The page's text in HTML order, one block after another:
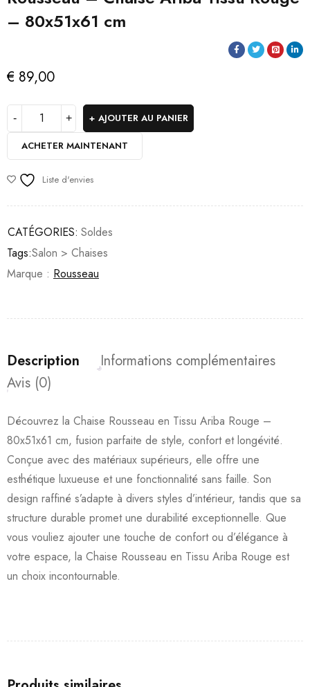
– 80x51x61 cm
€ 89,00
AJOUTER AU PANIER
ACHETER MAINTENANT
Liste d'envies
CATÉGORIES: Soldes
Tags:Salon > Chaises
Marque : Rousseau
Description
Informations complémentaires
Avis (0)
Découvrez la Chaise Rousseau en Tissu Ariba Rouge –
80x51x61 cm, fusion parfaite de style, confort et longévité.
Conçue avec des matériaux supérieurs, elle offre une
esthétique luxueuse et une fonctionnalité sans faille. Son
design raffiné s’adapte à divers styles d’intérieur, tandis que sa
structure durable promet une durabilité exceptionnelle. Que
vous vouliez ajouter une touche de confort ou d’élégance à
votre espace, la Chaise Rousseau en Tissu Ariba Rouge est
un choix incontournable.